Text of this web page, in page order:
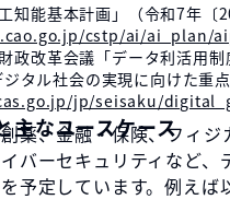
知能基本計画」（令和7年〔
cstp/ai/ai_plan/
政改革会議「データ利活用
タル社会の実現に向けた重
jp/seisaku/
主なユースケース
薬、金融・保険、フィ
バーセキュリティなど
予定しています。例え